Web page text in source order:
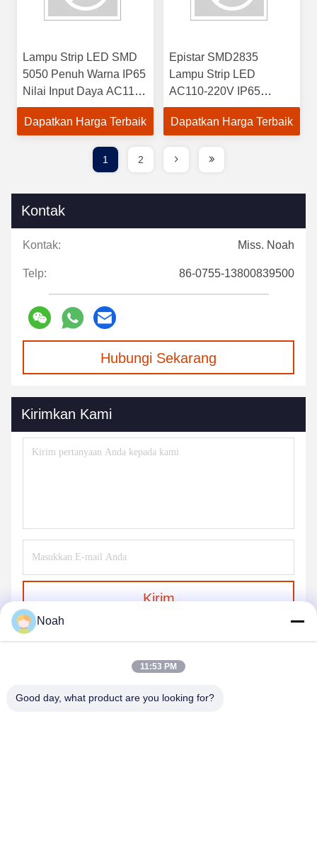
Lampu Strip LED SMD
5050 Penuh Warna IP65
Nilai Input Daya AC110-
220V Output DC 12V
Dapatkan Harga Terbaik
Epistar SMD2835
Lampu Strip LED
AC110-220V IP65
Lampu Indoor
Waterproof
Dapatkan Harga Terbaik
1 2
Kontak
Kontak: Miss. Noah
Telp: 86-0755-13800839500
Hubungi Sekarang
Kirimkan Kami
Kirim
Noah
11:53 PM
Good day, what product are you looking for?